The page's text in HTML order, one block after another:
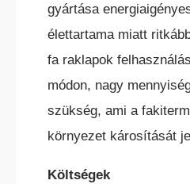
gyártása
élettartama miatt
fa raklapok
módon, nagy
szükség, ami a
környezet károsítását
Költségek